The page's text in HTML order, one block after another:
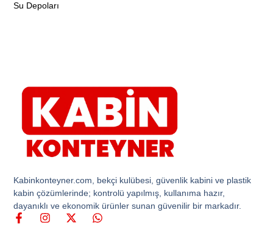
Kabinkonteyner.com, bekçi kulübesi, güvenlik kabini ve plastik
kabin çözümlerinde; kontrolü yapılmış, kullanıma hazır,
dayanıklı ve ekonomik ürünler sunan güvenilir bir markadır.
Su Depoları